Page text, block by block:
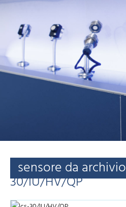
sensore da archivio
30/IU/HV/QP